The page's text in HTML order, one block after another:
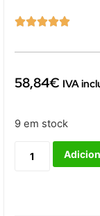

58,84€ IVA
9 em stock